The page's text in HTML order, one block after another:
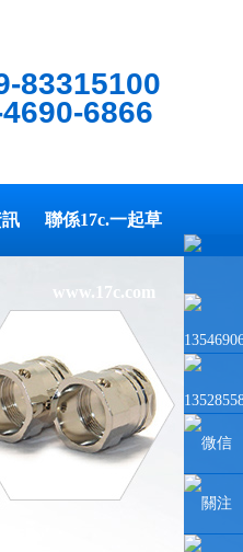
83315100
6866
聯係17c.一起草
www.17c.com
微信
關注